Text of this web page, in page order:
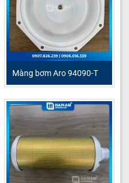
Màng bơm Aro 94090-T